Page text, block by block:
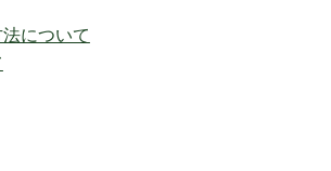
について